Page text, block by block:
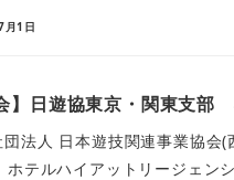
1日
】日遊協東京・関東支
団法人 日本遊技関連事業協会
ホテルハイアットリージェン